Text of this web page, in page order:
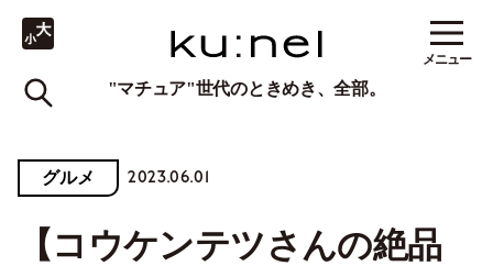
"マチュア"世代のときめき、全部。
メニュー
グルメ 2023.06.01
【コウケンテツさんの絶品